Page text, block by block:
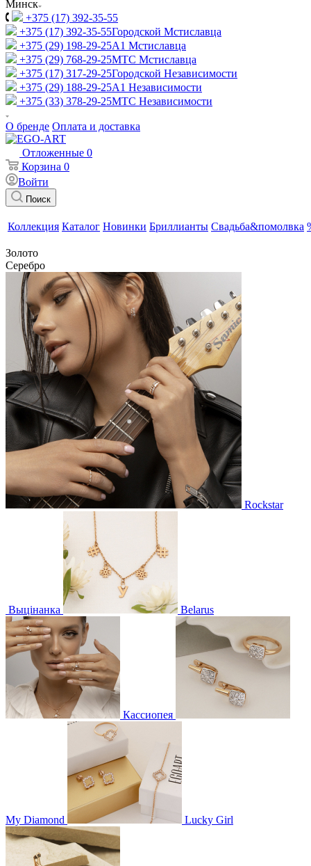
Минск
+375 (17) 392-35-55
+375 (17) 392-35-55Городской Мстиславца
+375 (29) 198-29-25A1 Мстиславца
+375 (29) 768-29-25МТС Мстиславца
+375 (17) 317-29-25Городской Независимости
+375 (29) 188-29-25A1 Независимости
+375 (33) 378-29-25МТС Независимости
О бренде Оплата и доставка
Отложенные 0
Корзина 0
Войти
Поиск
Коллекция Каталог Новинки Бриллианты Свадьба&помолвка
Золото
Серебро
Rockstar
Выцінанка Belarus
Кассиопея
My Diamond Lucky Girl